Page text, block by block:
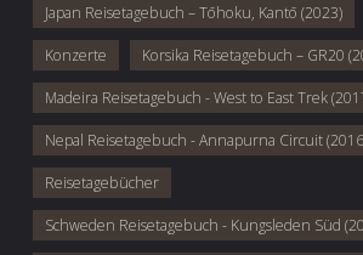
Japan Reisetagebuch – Tōhoku, Kantō (2023)
Konzerte Korsika Reisetagebuch – GR20
Madeira Reisetagebuch - West to East Trek
Nepal Reisetagebuch - Annapurna Circuit
Reisetagebücher
Schweden Reisetagebuch - Kungsleden Süd